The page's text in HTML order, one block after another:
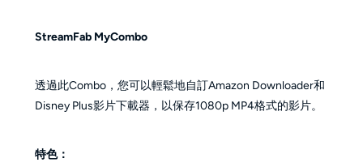
StreamFab MyCombo
透過此Combo，您可以輕鬆地自訂Amazon Downloader和
Disney Plus影片下載器，以保存1080p MP4格式的影片。
特色：